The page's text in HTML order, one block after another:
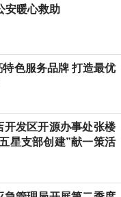
安暖心救助
色服务品牌 打造最优
开发区开源办事处张楼
星支部创建”献一策活